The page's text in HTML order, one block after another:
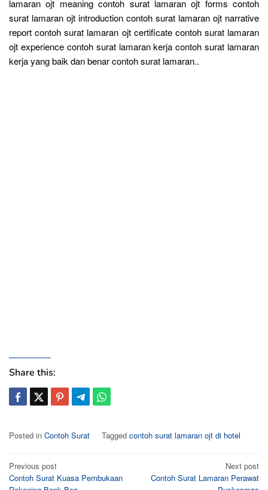
lamaran ojt meaning contoh surat lamaran ojt forms contoh
surat lamaran ojt introduction contoh surat lamaran ojt narrative
report contoh surat lamaran ojt certificate contoh surat lamaran
ojt experience contoh surat lamaran kerja contoh surat lamaran
kerja yang baik dan benar contoh surat lamaran..
Share this:
Posted in Contoh Surat Tagged contoh surat lamaran ojt di hotel
Post
navigation
Previous post
Contoh Surat Kuasa Pembukaan
Next post
Contoh Surat Lamaran Perawat